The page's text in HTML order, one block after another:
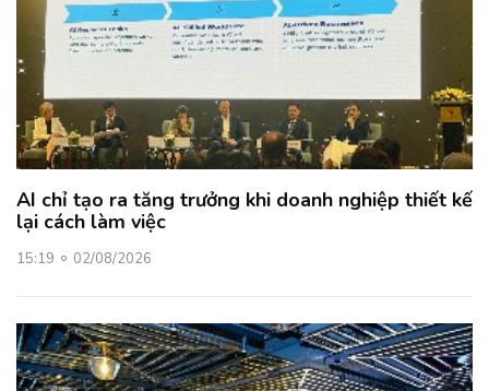
AI chỉ tạo ra tăng trưởng khi doanh nghiệp thiết kế
lại cách làm việc
15:19 02/08/2026